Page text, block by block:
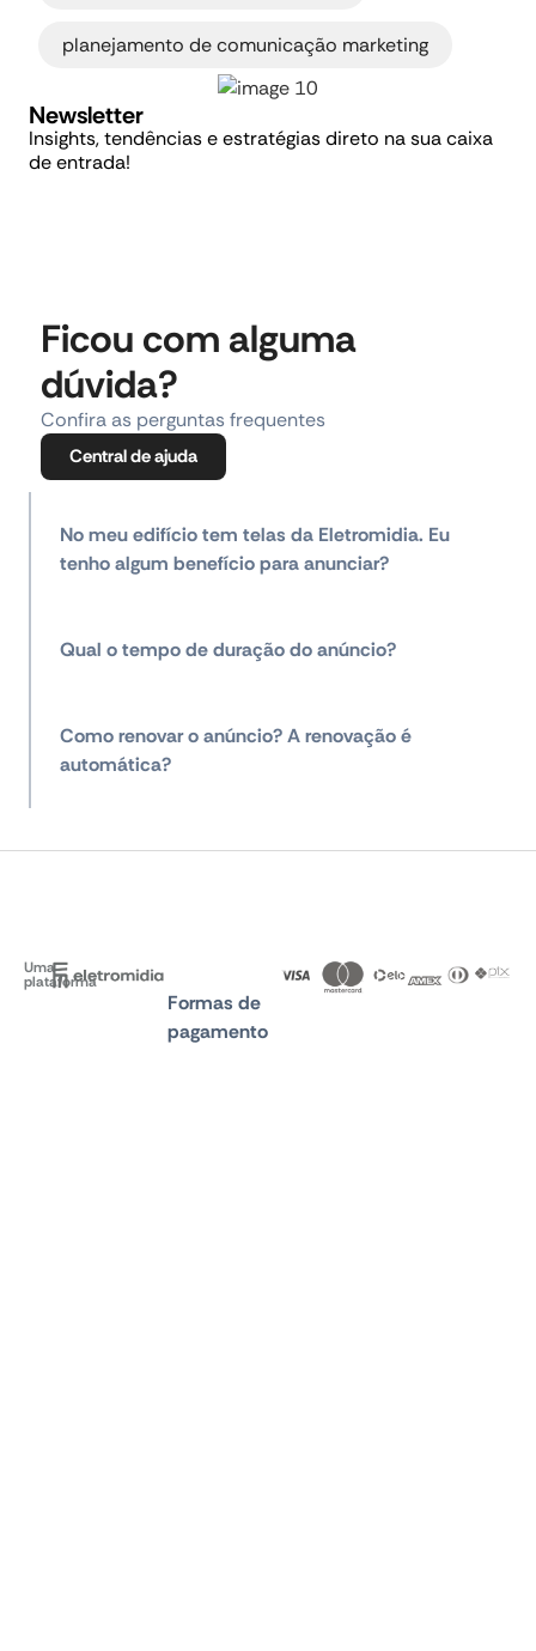
planejamento de comunicação marketing
Newsletter
Insights, tendências e estratégias direto na sua caixa
de entrada!
Ficou com alguma
dúvida?
Confira as perguntas frequentes
Central de ajuda
No meu edifício tem telas da Eletromidia. Eu
tenho algum benefício para anunciar?
Qual o tempo de duração do anúncio?
Como renovar o anúncio? A renovação é
automática?
Uma
plataforma
Formas de
pagamento